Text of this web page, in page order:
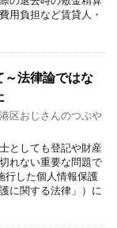
用負担など賃貸人・
～法律論ではな
港区おじさんのつぶや
としても登記や財産
れない重要な問題で
行した個人情報保護
に関する法律」）に